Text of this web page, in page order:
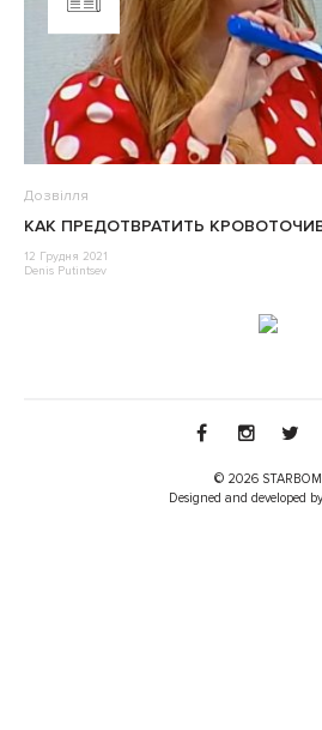
Дозвілля
КАК ПРЕДОТВРАТИТЬ
12 Грудня 2021
Denis Putintsev
© 2026 STARBOM
Designed and developed